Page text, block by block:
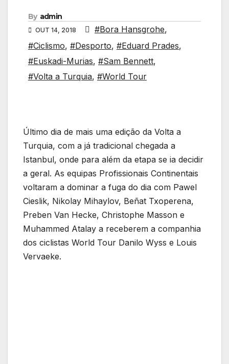
By admin
OUT 14, 2018 #Bora Hansgrohe,
#Ciclismo, #Desporto, #Eduard Prades,
#Euskadi-Murias, #Sam Bennett,
#Volta a Turquia, #World Tour
Último dia de mais uma edição da Volta a
Turquia, com a já tradicional chegada a
Istanbul, onde para além da etapa se ia decidir
a geral. As equipas Profissionais Continentais
voltaram a dominar a fuga do dia com Pawel
Cieslik, Nikolay Mihaylov, Beñat Txoperena,
Preben Van Hecke, Christophe Masson e
Muhammed Atalay a receberem a companhia
dos ciclistas World Tour Danilo Wyss e Louis
Vervaeke.